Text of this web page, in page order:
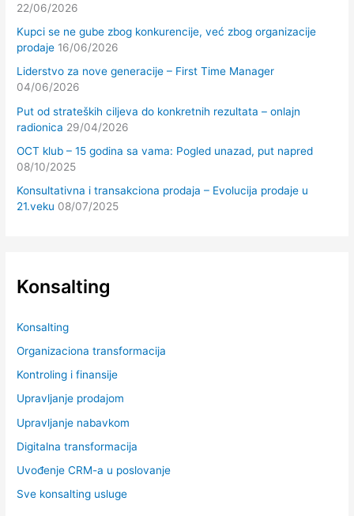
22/06/2026
Kupci se ne gube zbog konkurencije, već zbog organizacije
prodaje 16/06/2026
Liderstvo za nove generacije – First Time Manager
04/06/2026
Put od strateških ciljeva do konkretnih rezultata – onlajn
radionica 29/04/2026
OCT klub – 15 godina sa vama: Pogled unazad, put napred
08/10/2025
Konsultativna i transakciona prodaja – Evolucija prodaje u
21.veku 08/07/2025
Konsalting
Konsalting
Organizaciona transformacija
Kontroling i finansije
Upravljanje prodajom
Upravljanje nabavkom
Digitalna transformacija
Uvođenje CRM-a u poslovanje
Sve konsalting usluge